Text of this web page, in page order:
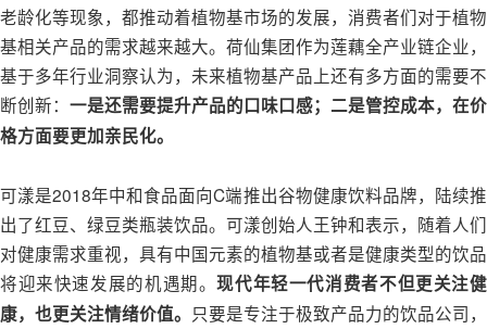
老龄化等现象，都推动着植物基市场的发展，消费者们对于植物
基相关产品的需求越来越大。荷仙集团作为莲藕全产业链企业，
基于多年行业洞察认为，未来植物基产品上还有多方面的需要不
断创新： 一是还需要提升产品的口味口感；二是管控成本，在价
格方面要更加亲民化。
可漾是2018年中和食品面向C端推出谷物健康饮料品牌，陆续推
出了红豆、绿豆类瓶装饮品。可漾创始人王钟和表示，随着人们
对健康需求重视，具有中国元素的植物基或者是健康类型的饮品
将迎来快速发展的机遇期。现代年轻一代消费者不但更关注健
康，也更关注情绪价值。 只要是专注于极致产品力的饮品公司，